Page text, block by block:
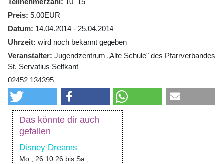
Preis 5.00EUR
Datum 14.04.2014 - 25.04.2014
Uhrzeit wird noch bekannt gegeben
Veranstalter Jugendzentrum „Alte Schule" des Pfarrverbandes
St. Servatius Selfkant
02452 134395
Das könnte dir auch
gefallen
Disney Dreams
Mo., 26.10.26 bis Sa.,